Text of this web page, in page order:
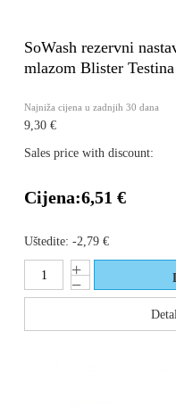
SoWash rezervni
mlazom Blister
Najniža cijena u zadnjih 30 dana
9,30 €
Sales price with discount:
Cijena:6,51 €
Uštedite: -2,79 €